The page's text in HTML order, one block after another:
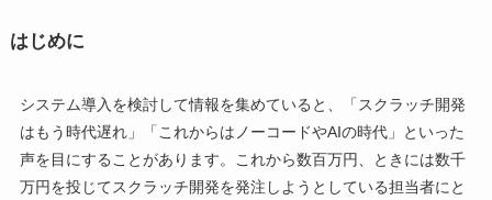
はじめに
システム導入を検討して情報を集めていると、「スクラッチ開発
はもう時代遅れ」「これからはノーコードやAIの時代」といった
声を目にすることがあります。これから数百万円、ときには数千
万円を投じてスクラッチ開発を発注しようとしている担当者にと